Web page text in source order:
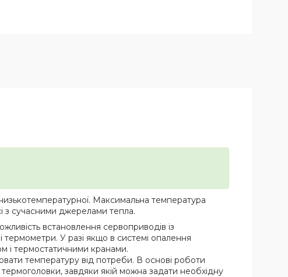
Максимальна температура
з сучасними джерелами тепла.
встановлення сервоприводів із
термометри. У разі якщо в системі опалення
і термостатичними кранами.
температуру від потреби. В основі роботи
завдяки якій можна задати необхідну